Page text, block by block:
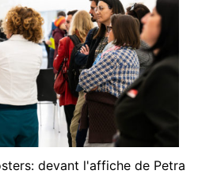
devant l'affiche de Petra